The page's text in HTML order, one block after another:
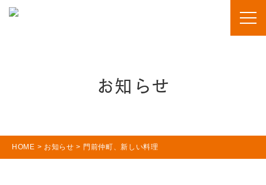
お知らせ
HOME > お知らせ > 門前仲町、新しい料理